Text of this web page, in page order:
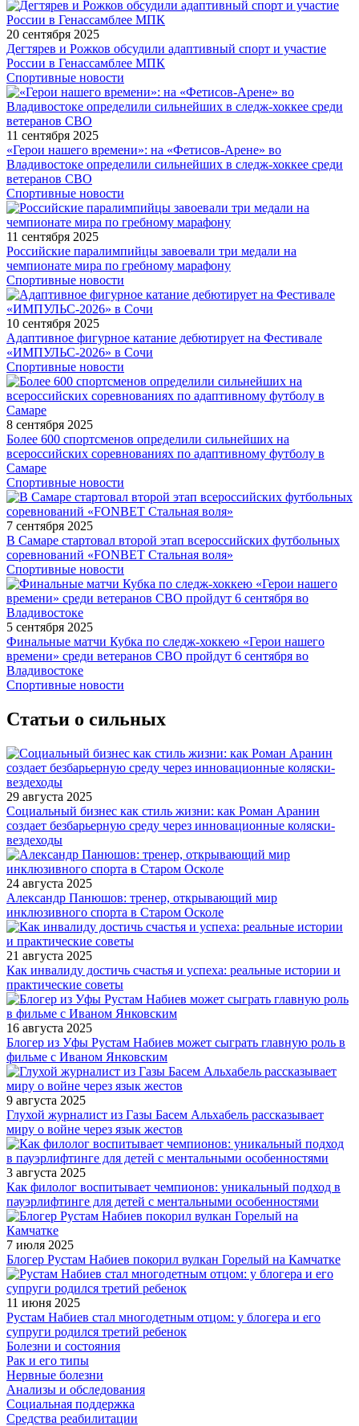
20 сентября 2025
Дегтярев и Рожков обсудили адаптивный спорт и участие
России в Генассамблее МПК
Спортивные новости
11 сентября 2025
«Герои нашего времени»: на «Фетисов-Арене» во
Владивостоке определили сильнейших в следж-хоккее среди
ветеранов СВО
Спортивные новости
11 сентября 2025
Российские паралимпийцы завоевали три медали на
чемпионате мира по гребному марафону
Спортивные новости
10 сентября 2025
Адаптивное фигурное катание дебютирует на Фестивале
«ИМПУЛЬС-2026» в Сочи
Спортивные новости
8 сентября 2025
Более 600 спортсменов определили сильнейших на
всероссийских соревнованиях по адаптивному футболу в
Самаре
Спортивные новости
7 сентября 2025
В Самаре стартовал второй этап всероссийских футбольных
соревнований «FONBET Стальная воля»
Спортивные новости
5 сентября 2025
Финальные матчи Кубка по следж-хоккею «Герои нашего
времени» среди ветеранов СВО пройдут 6 сентября во
Владивостоке
Спортивные новости
Статьи о сильных
29 августа 2025
Социальный бизнес как стиль жизни: как Роман Аранин
создает безбарьерную среду через инновационные коляски-
вездеходы
24 августа 2025
Александр Панюшов: тренер, открывающий мир
инклюзивного спорта в Старом Осколе
21 августа 2025
Как инвалиду достичь счастья и успеха: реальные истории и
практические советы
16 августа 2025
Блогер из Уфы Рустам Набиев может сыграть главную роль в
фильме с Иваном Янковским
9 августа 2025
Глухой журналист из Газы Басем Альхабель рассказывает
миру о войне через язык жестов
3 августа 2025
Как филолог воспитывает чемпионов: уникальный подход в
пауэрлифтинге для детей с ментальными особенностями
7 июля 2025
Блогер Рустам Набиев покорил вулкан Горелый на Камчатке
11 июня 2025
Рустам Набиев стал многодетным отцом: у блогера и его
супруги родился третий ребенок
Болезни и состояния
Рак и его типы
Нервные болезни
Анализы и обследования
Социальная поддержка
Средства реабилитации